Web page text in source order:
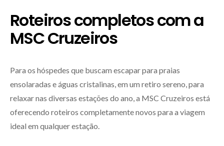
Roteiros completos com a
MSC Cruzeiros
Para os hóspedes que buscam escapar para praias
ensolaradas e águas cristalinas, em um retiro sereno, para
relaxar nas diversas estações do ano, a MSC Cruzeiros está
oferecendo roteiros completamente novos para a viagem
ideal em qualquer estação.